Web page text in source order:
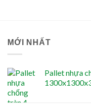
MỚI NHẤT
Pallet nhựa